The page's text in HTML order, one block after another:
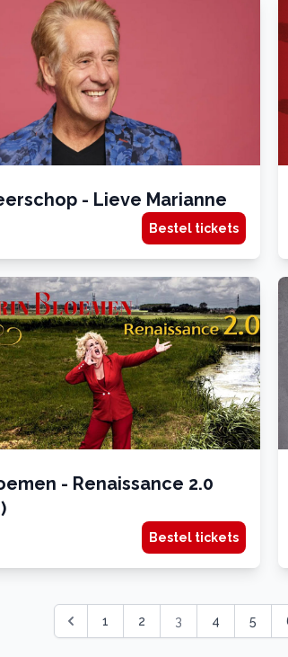
- Lieve Marianne
Bestel tickets
- Renaissance 2.0
Bestel tickets
1 2 3 4 5